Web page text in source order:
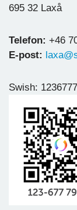
695 32 Laxå
Telefon: +46
E-post:
Swish: